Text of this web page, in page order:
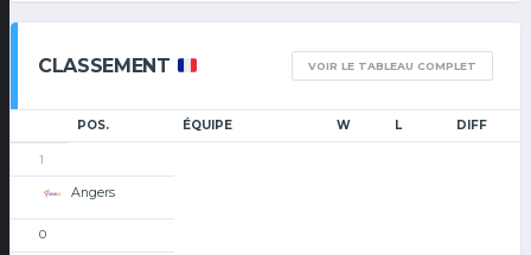
CLASSEMENT VOIR LE TABLEAU COMPLET
POS. ÉQUIPE W L DIFF
1
Angers
0